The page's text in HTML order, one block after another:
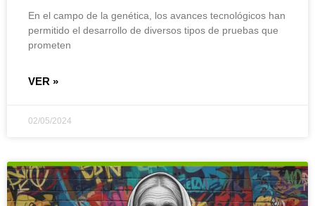
En el campo de la genética, los avances tecnológicos han
permitido el desarrollo de diversos tipos de pruebas que
prometen
VER »
02/05/2024